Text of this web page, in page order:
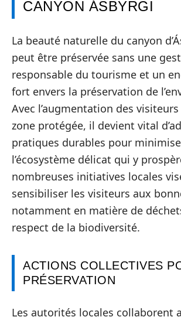
CANYON ÁSBYRGI
La beauté naturelle du canyon
peut être préservée sans une
responsable du tourisme et un
fort envers la préservation de
Avec l’augmentation des
zone protégée, il devient vital
pratiques durables pour
l’écosystème délicat qui y
nombreuses initiatives locales
sensibiliser les visiteurs aux
notamment en matière de
respect de la biodiversité.
ACTIONS COLLECTIVES
PRÉSERVATION
Les autorités locales collaborent